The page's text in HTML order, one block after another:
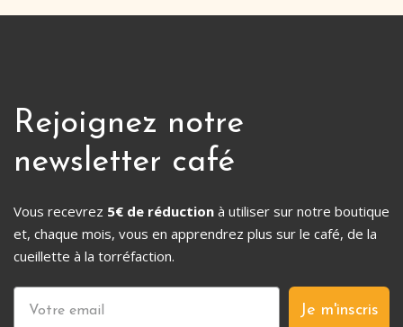
Rejoignez notre
newsletter café
Vous recevrez 5€ de réduction à utiliser sur notre boutique
et, chaque mois, vous en apprendrez plus sur le café, de la
cueillette à la torréfaction.
Je m'inscris